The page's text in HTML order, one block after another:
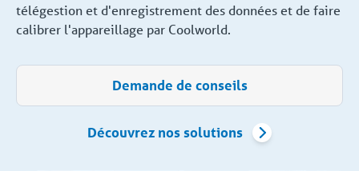
télégestion et d'enregistrement des données et de faire
calibrer l'appareillage par Coolworld.
Demande de conseils
Découvrez nos solutions